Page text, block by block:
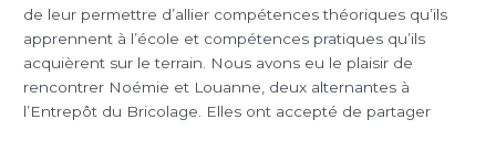
de leur permettre d’allier compétences théoriques qu’ils
apprennent à l’école et compétences pratiques qu’ils
acquièrent sur le terrain. Nous avons eu le plaisir de
rencontrer Noémie et Louanne, deux alternantes à
l’Entrepôt du Bricolage. Elles ont accepté de partager
leurs
expériences